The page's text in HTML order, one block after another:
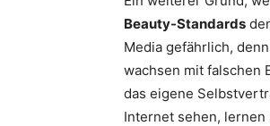
Beauty-Standards
Media gefährlich,
wachsen mit falschen
das eigene
Internet sehen,